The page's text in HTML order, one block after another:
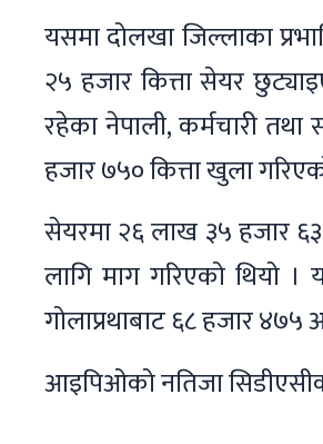
यसमा दोलखा जिल्लाका
२५ हजार कित्ता सेयर
रहेका नेपाली, कर्मचारी
हजार ७५० कित्ता खुला
सेयरमा २६ लाख ३५ हजार
लागि माग गरिएको थियो
गोलाप्रथाबाट ६८ हजार
आइपिओको नतिजा